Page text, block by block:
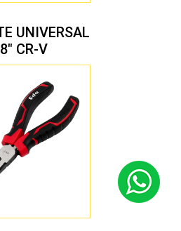
UNIVERSAL
8″ CR-V